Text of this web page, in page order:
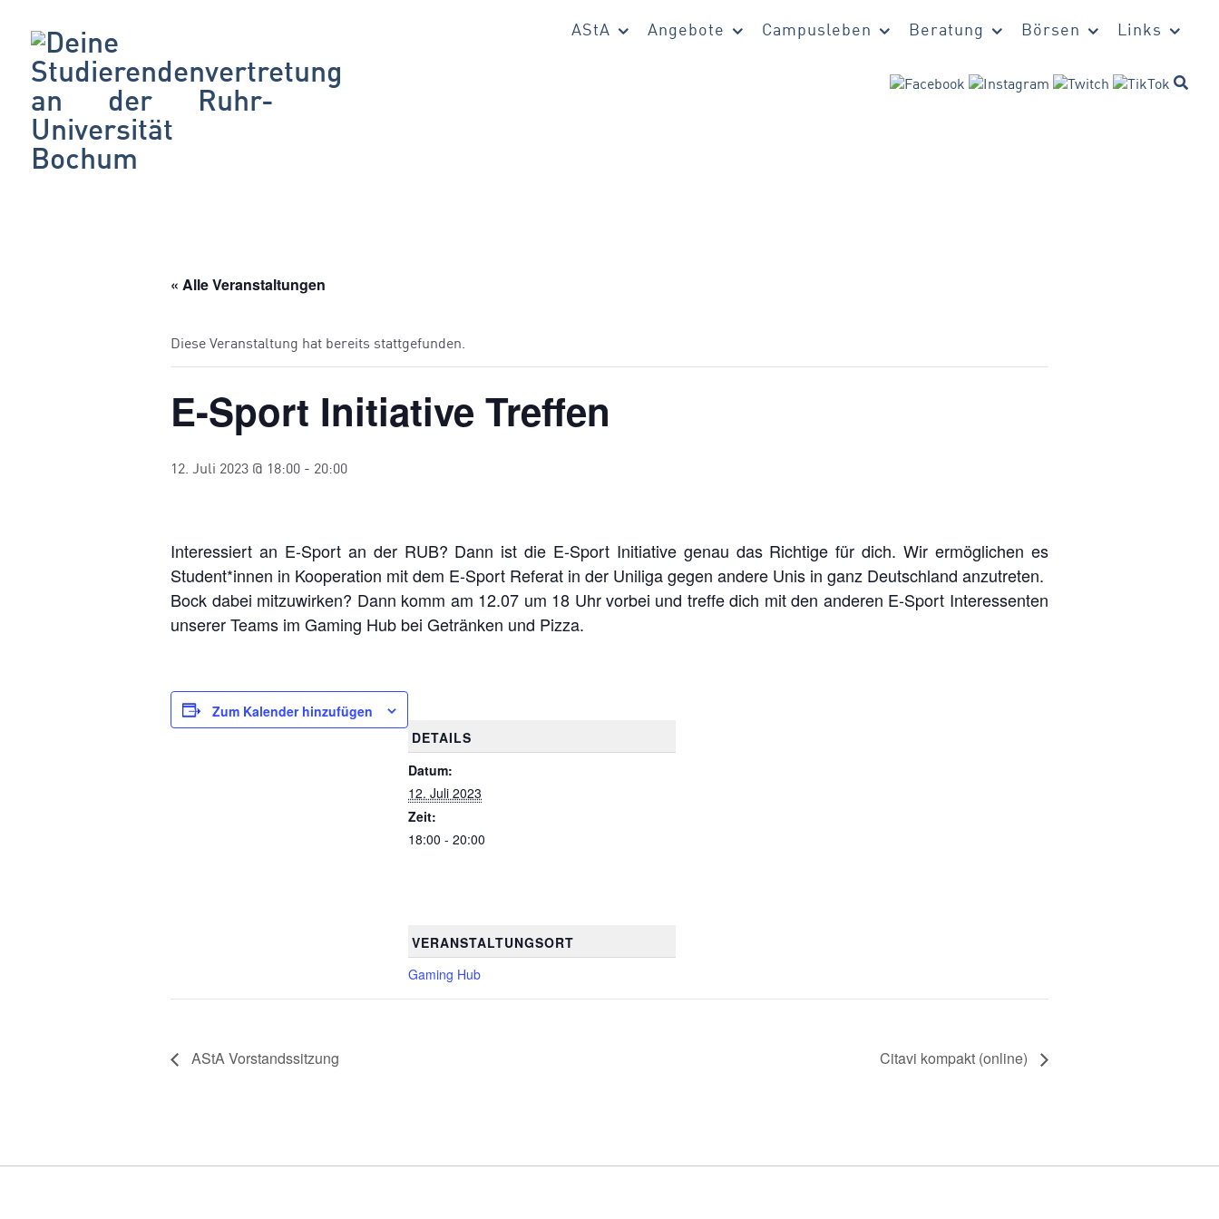
AStA Angebote Campusleben Beratung Börsen Links
« Alle Veranstaltungen
Diese Veranstaltung hat bereits stattgefunden.
E-Sport Initiative Treffen
12. Juli 2023 @ 18:00 - 20:00
Interessiert an E-Sport an der RUB? Dann ist die E-Sport Initiative genau das Richtige für dich. Wir ermöglichen es
Student*innen in Kooperation mit dem E-Sport Referat in der Uniliga gegen andere Unis in ganz Deutschland anzutreten.
Bock dabei mitzuwirken? Dann komm am 12.07 um 18 Uhr vorbei und treffe dich mit den anderen E-Sport Interessenten
unserer Teams im Gaming Hub bei Getränken und Pizza.
Zum Kalender hinzufügen
DETAILS
Datum:
12. Juli 2023
Zeit:
18:00 - 20:00
VERANSTALTUNGSORT
Gaming Hub
AStA Vorstandssitzung Citavi kompakt (online)